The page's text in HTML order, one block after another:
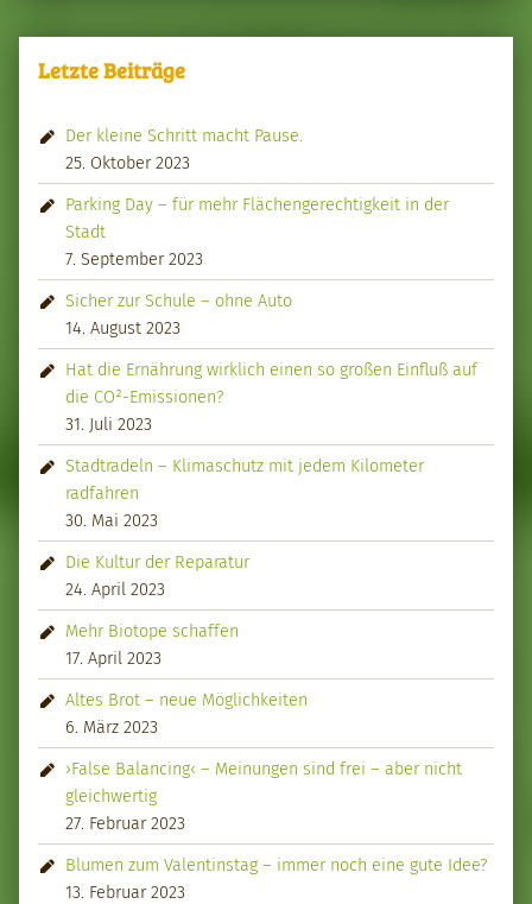
Letzte Beiträge
Der kleine Schritt macht Pause.
25. Oktober 2023
Parking Day – für mehr Flächengerechtigkeit in der
Stadt
7. September 2023
Sicher zur Schule – ohne Auto
14. August 2023
Hat die Ernährung wirklich einen so großen Einfluß auf
die CO²-Emissionen?
31. Juli 2023
Stadtradeln – Klimaschutz mit jedem Kilometer
radfahren
30. Mai 2023
Die Kultur der Reparatur
24. April 2023
Mehr Biotope schaffen
17. April 2023
Altes Brot – neue Möglichkeiten
6. März 2023
›False Balancing‹ – Meinungen sind frei – aber nicht
gleichwertig
27. Februar 2023
Blumen zum Valentinstag – immer noch eine gute Idee?
13. Februar 2023